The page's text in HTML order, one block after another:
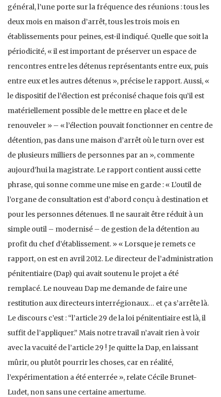
général, l’une porte sur la fréquence des réunions : tous les
deux mois en maison d’arrêt, tous les trois mois en
établissements pour peines, est-il indiqué. Quelle que soit la
périodicité, « il est important de préserver un espace de
rencontres entre les détenus représentants entre eux, puis
entre eux et les autres détenus », précise le rapport. Aussi, «
le dispositif de l’élection est préconisé chaque fois qu’il est
matériellement possible de le mettre en place et de le
renouveler » – « l’élection pouvait fonctionner en centre de
détention, pas dans une maison d’arrêt où le turn over est
de plusieurs milliers de personnes par an », commente
aujourd’hui la magistrate. Le rapport contient aussi cette
phrase, qui sonne comme une mise en garde : « L’outil de
l’organe de consultation est d’abord conçu à destination et
pour les personnes détenues. Il ne saurait être réduit à un
simple outil – modernisé – de gestion de la détention au
profit du chef d’établissement. » « Lorsque je remets ce
rapport, on est en avril 2012. Le directeur de l’administration
pénitentiaire (Dap) qui avait soutenu le projet a été
remplacé. Le nouveau Dap me demande de faire une
restitution aux directeurs interrégionaux… et ça s’arrête là.
Le discours c’est : “l’article 29 de la loi pénitentiaire est là, il
suffit de l’appliquer.” Mais notre travail n’avait rien à voir
avec la vacuité de l’article 29 ! Je quitte la Dap, en laissant
mûrir, ou plutôt pourrir les choses, car en réalité,
l’expérimentation a été enterrée », relate Cécile Brunet-
Ludet, non sans une certaine amertume.